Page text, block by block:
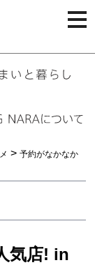
> 予約がなかなか
気店! in